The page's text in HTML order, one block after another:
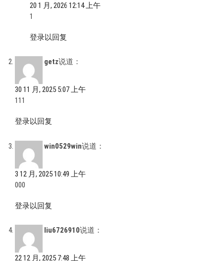
20 1 月, 2026 12:14 上午
1
登录以回复
getz说道：
30 11 月, 2025 5:07 上午
111
登录以回复
win0529win说道：
3 12 月, 2025 10:49 上午
000
登录以回复
liu6726910说道：
22 12 月, 2025 7:48 上午